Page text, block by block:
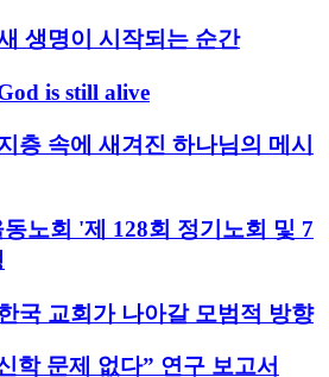
생명이 시작되는 순간
is still alive
층 속에 새겨진 하나님의 메시
노회 '제 128회 정기노회 및 7
국 교회가 나아갈 모범적 방향
학 문제 없다” 연구 보고서